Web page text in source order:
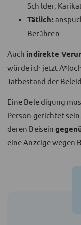
Schilder,
Tätlich:
Berühren
Auch indirekte
würde ich jetzt
Tatbestand der
Eine Beleidigung
Person gerichtet
deren Beisein
eine Anzeige wegen